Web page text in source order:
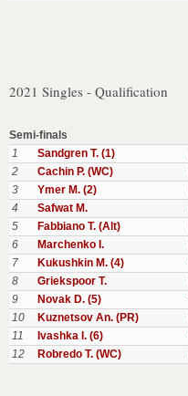
2021 Singles - Qualification
Semi-finals
1
Sandgren T. (1)
2
Cachin P. (WC)
3
Ymer M. (2)
4
Safwat M.
5
Fabbiano T. (Alt)
6
Marchenko I.
7
Kukushkin M. (4)
8
Griekspoor T.
9
Novak D. (5)
10
Kuznetsov An. (PR)
11
Ivashka I. (6)
12
Robredo T. (WC)